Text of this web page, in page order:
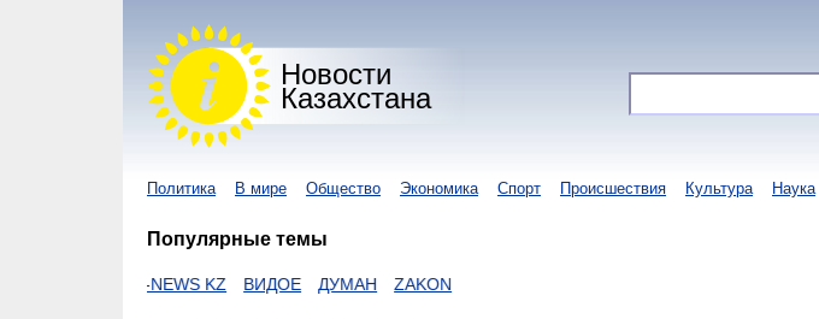
Новости
Казахстана
Политика В мире Общество Экономика Спорт Происшествия Культура Наука
Популярные темы
I-NEWS KZ ВИДОЕ ДУМАН ZAKON